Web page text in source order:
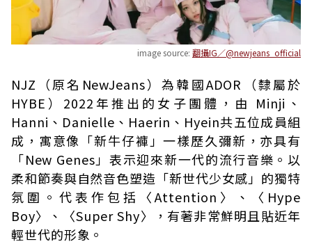
image source: 翻攝IG／@newjeans_official
NJZ（原名NewJeans）為韓國ADOR（隸屬於
HYBE）2022年推出的女子團體，由 Minji、
Hanni、Danielle、Haerin、Hyein共五位成員組
成，寓意像「新牛仔褲」一樣歷久彌新，亦具有
「New Genes」表示迎來新一代的流行音樂。以
柔和節奏與自然音色塑造「新世代少女感」的獨特
氛圍。代表作包括〈Attention〉、〈Hype
Boy〉、〈Super Shy〉，有著非常鮮明且貼近年
輕世代的形象。